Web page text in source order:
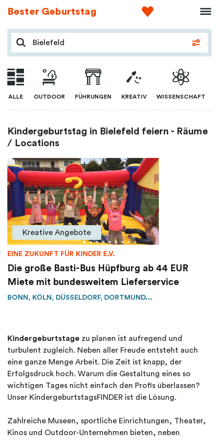
Bester Geburtstag
ALLE OUTDOOR FÜHRUNGEN KREATIV WISSENSCHAFT
Kindergeburtstag in Bielefeld feiern - Räume
/ Locations
Kreative Angebote
EINE ZUKUNFT FÜR KINDER E.V.
Die große Basti-Bus Hüpfburg ab 44 EUR
Miete mit bundesweitem Lieferservice
BONN, KÖLN, DÜSSELDORF, DORTMUND...
Kindergeburtstage zu planen ist aufregend und
turbulent zugleich. Neben aller Freude entsteht auch
eine ganze Menge Arbeit. Die Zeit ist knapp, der
Erfolgsdruck hoch. Warum die Gestaltung eines so
wichtigen Tages nicht einfach den Profis überlassen?
Unser KindergeburtstagsFINDER ist die Lösung.
Zahlreiche Museen, sportliche Einrichtungen, Theater,
Kinos und Outdoor-Unternehmen bieten, neben